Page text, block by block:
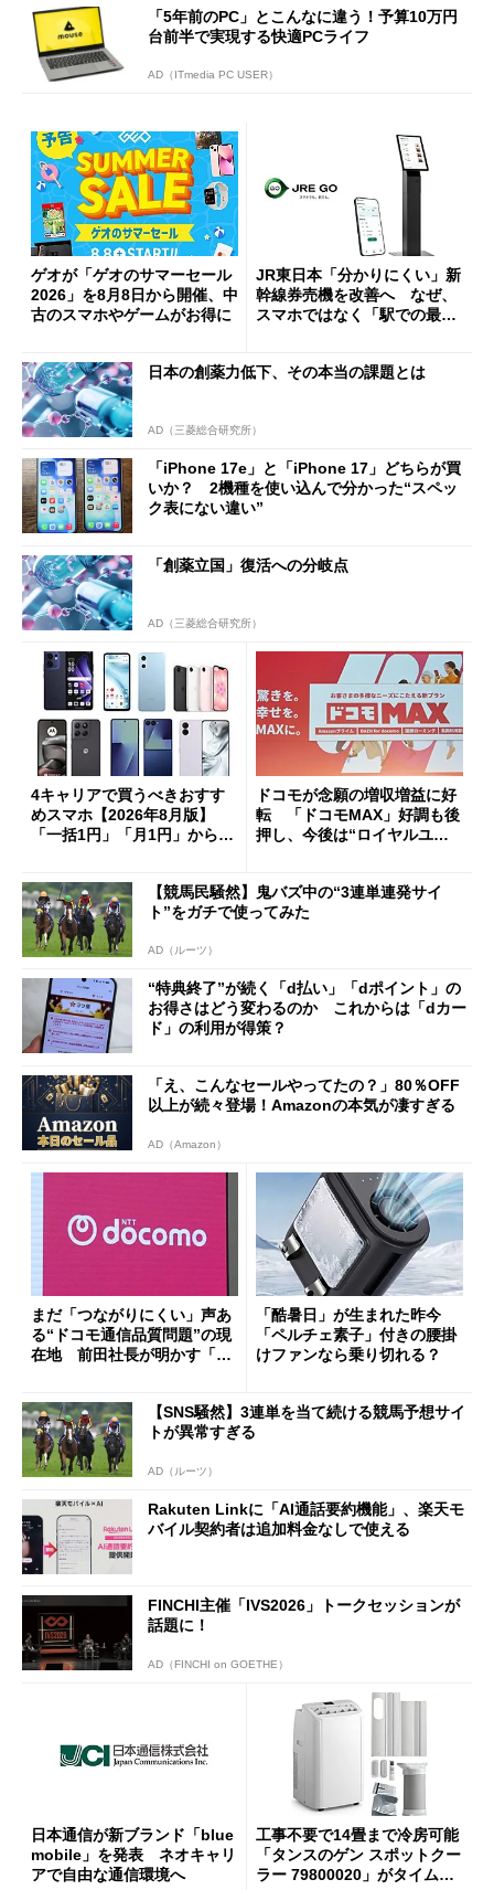
「5年前のPC」とこんなに違う！予算10万円
台前半で実現する快適PCライフ
AD（ITmedia PC USER）
ゲオが「ゲオのサマーセール
2026」を8月8日から開催、中
古のスマホやゲームがお得に
JR東日本「分かりにくい」新
幹線券売機を改善へ なぜ、
スマホではなく「駅での最短
日本の創薬力低下、その本当の課題とは
AD（三菱総合研究所）
「iPhone 17e」と「iPhone 17」どちらが買
いか？ 2機種を使い込んで分かった“スペッ
ク表にない違い”
「創薬立国」復活への分岐点
AD（三菱総合研究所）
4キャリアで買うべきおすす
めスマホ【2026年8月版】
「一括1円」「月1円」からお
ドコモが念願の増収増益に好
転 「ドコモMAX」好調も後
押し、今後は“ロイヤルユー
【競馬民騒然】鬼バズ中の“3連単連発サイ
ト”をガチで使ってみた
AD（ルーツ）
“特典終了”が続く「d払い」「dポイント」の
お得さはどう変わるのか これからは「dカー
ド」の利用が得策？
「え、こんなセールやってたの？」80％OFF
以上が続々登場！Amazonの本気が凄すぎる
AD（Amazon）
まだ「つながりにくい」声あ
る“ドコモ通信品質問題”の現
在地 前田社長が明かす「道
「酷暑日」が生まれた昨今
「ペルチェ素子」付きの腰掛
けファンなら乗り切れる？
【SNS騒然】3連単を当て続ける競馬予想サイ
トが異常すぎる
AD（ルーツ）
Rakuten Linkに「AI通話要約機能」、楽天モ
バイル契約者は追加料金なしで使える
FINCHI主催「IVS2026」トークセッションが
話題に！
AD（FINCHI on GOETHE）
日本通信が新ブランド「blue
mobile」を発表 ネオキャリ
アで自由な通信環境へ
工事不要で14畳まで冷房可能
「タンスのゲン スポットクー
ラー 79800020」がタイムセ